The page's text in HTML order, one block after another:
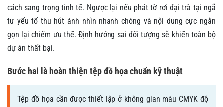
cách sang trọng tinh tế. Ngược lại nếu phát tờ rơi đại trà tại ngã
tư yếu tố thu hút ánh nhìn nhanh chóng và nội dung cực ngắn
gọn lại chiếm ưu thế. Định hướng sai đối tượng sẽ khiến toàn bộ
dự án thất bại.
Bước hai là hoàn thiện tệp đồ họa chuẩn kỹ thuật
Tệp đồ họa cần được thiết lập ở không gian màu CMYK độ